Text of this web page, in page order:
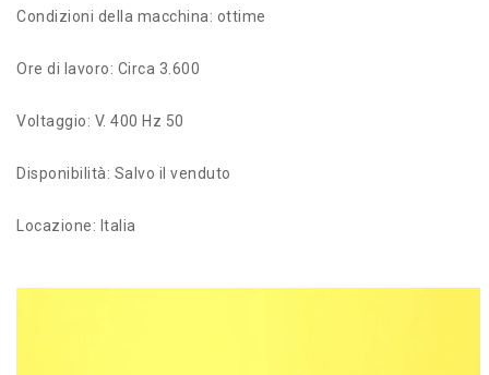
Condizioni della macchina: ottime
Ore di lavoro: Circa 3.600
Voltaggio: V. 400 Hz 50
Disponibilità: Salvo il venduto
Locazione: Italia